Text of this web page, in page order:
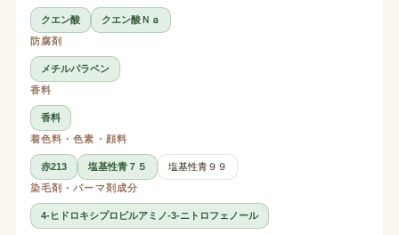
クエン酸
クエン酸Ｎａ
防腐剤
メチルパラベン
香料
香料
着色料・色素・顔料
赤213 塩基性青７５
塩基性青９９
染毛剤・パーマ剤成分
4-ヒドロキシプロピルアミノ-3-ニトロフェノール